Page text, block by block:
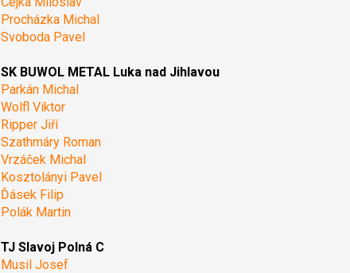
Procházka Michal
Svoboda Pavel
SK BUWOL METAL Luka nad Jihlavou
Parkán Michal
Wolfl Viktor
Ripper Jiří
Szathmáry Roman
Vrzáček Michal
Kosztolányi Pavel
Ďásek Filip
Polák Martin
TJ Slavoj Polná C
Musil Josef